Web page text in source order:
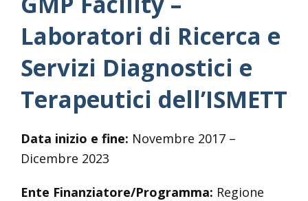
Laboratori di Ricerca e
Servizi Diagnostici e
Terapeutici dell’ISMETT
Data inizio e fine: Novembre 2017 –
Dicembre 2023
Ente Finanziatore/Programma: Regione